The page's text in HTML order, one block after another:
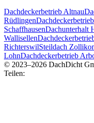
Dachdeckerbetrieb Altnau
Rüdlingen
SchaffhausenDachunterhalt
Wallisellen
RichterswilSteildach
LohnDachdeckerbetrieb
© 2023–2026 DachDicht
Teilen: